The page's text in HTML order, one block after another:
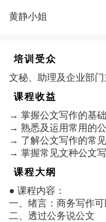
黄静小姐
培训受众
文秘、助理及企业部门
课程收益
→ 掌握公文写作的基
→ 熟悉及运用常用的
→ 了解公文写作的常
→ 掌握常见文种公文
课程大纲
● 课程内容：
一、绪言：商务写作可
二、透过公务说公文